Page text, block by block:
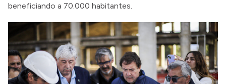
beneficiando a 70.000 habitantes.